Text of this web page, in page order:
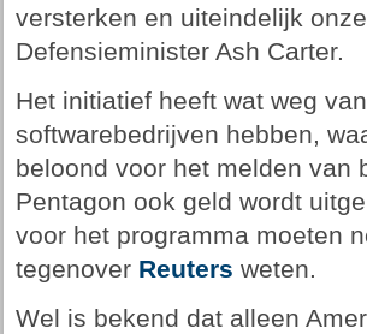
versterken en uiteindelijk
Defensieminister Ash Carter.
Het initiatief heeft wat weg
softwarebedrijven hebben,
beloond voor het melden van
Pentagon ook geld wordt
voor het programma moeten
tegenover Reuters weten.
Wel is bekend dat alleen